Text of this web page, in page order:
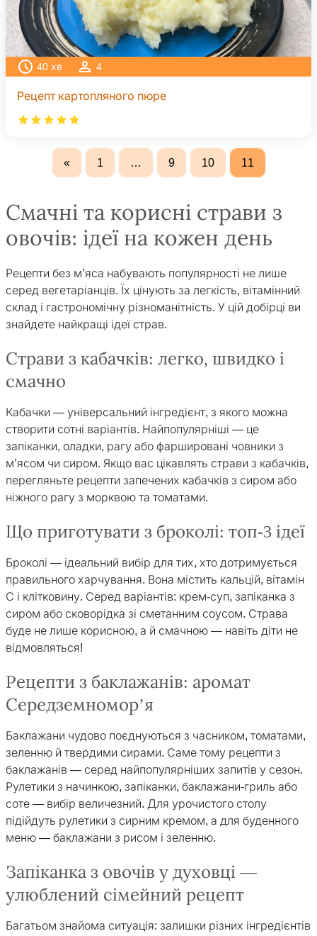
40 хв 4
Рецепт картопляного пюре
« 1 … 9 10 11
Смачні та корисні страви з
овочів: ідеї на кожен день
Рецепти без м’яса набувають популярності не лише
серед вегетаріанців. Їх цінують за легкість, вітамінний
склад і гастрономічну різноманітність. У цій добірці ви
знайдете найкращі ідеї страв.
Страви з кабачків: легко, швидко і
смачно
Кабачки — універсальний інгредієнт, з якого можна
створити сотні варіантів. Найпопулярніші — це
запіканки, оладки, рагу або фаршировані човники з
м’ясом чи сиром. Якщо вас цікавлять страви з кабачків,
перегляньте рецепти запечених кабачків з сиром або
ніжного рагу з морквою та томатами.
Що приготувати з броколі: топ-3 ідеї
Броколі — ідеальний вибір для тих, хто дотримується
правильного харчування. Вона містить кальцій, вітамін
С і клітковину. Серед варіантів: крем-суп, запіканка з
сиром або сковорідка зі сметанним соусом. Страва
буде не лише корисною, а й смачною — навіть діти не
відмовляться!
Рецепти з баклажанів: аромат
Середземномор’я
Баклажани чудово поєднуються з часником, томатами,
зеленню й твердими сирами. Саме тому рецепти з
баклажанів — серед найпопулярніших запитів у сезон.
Рулетики з начинкою, запіканки, баклажани-гриль або
соте — вибір величезний. Для урочистого столу
підійдуть рулетики з сирним кремом, а для буденного
меню — баклажани з рисом і зеленню.
Запіканка з овочів у духовці —
улюблений сімейний рецепт
Багатьом знайома ситуація: залишки різних інгредієнтів